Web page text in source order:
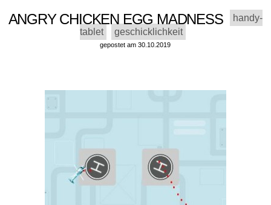
ANGRY CHICKEN EGG MADNESS
handy-
tablet
geschicklichkeit
gepostet am 30.10.2019